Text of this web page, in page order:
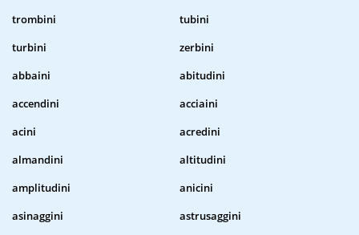
trombini
tubini
turbini
zerbini
abbaini
abitudini
accendini
acciaini
acini
acredini
almandini
altitudini
amplitudini
anicini
asinaggini
astrusaggini